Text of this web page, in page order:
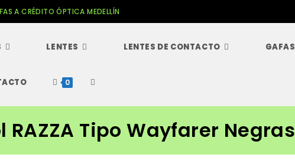
A CRÉDITO ÓPTICA MEDELLÍN
LENTES LENTES DE CONTACTO GAFAS
0 Alternar
de
RAZZA Tipo Wayfarer Negras